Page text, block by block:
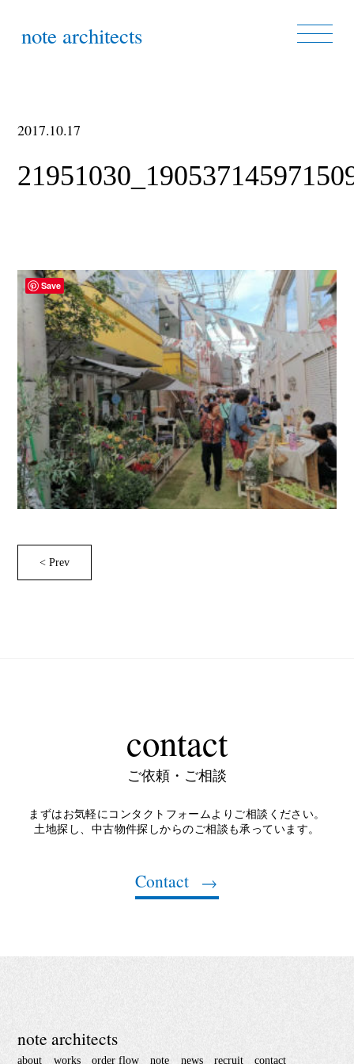
note architects
2017.10.17
< Prev
contact
ご依頼・ご相談
まずはお気軽にコンタクトフォームよりご相談ください。
土地探し、中古物件探しからのご相談も承っています。
Contact
note architects
about works order flow note news recruit contact
Save